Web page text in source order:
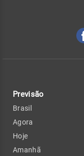
Previsão
Brasil
Agora
Hoje
Amanhã